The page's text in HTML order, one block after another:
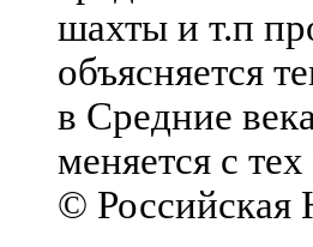
шахты и т.п
объясняется
в Средние
меняется с
© Российская